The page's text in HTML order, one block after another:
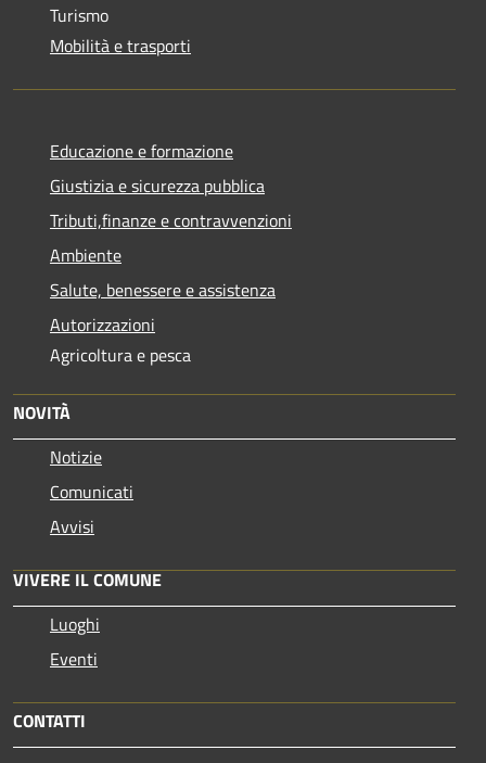
Turismo
Mobilità e trasporti
Educazione e formazione
Giustizia e sicurezza pubblica
Tributi,finanze e contravvenzioni
Ambiente
Salute, benessere e assistenza
Autorizzazioni
Agricoltura e pesca
NOVITÀ
Notizie
Comunicati
Avvisi
VIVERE IL COMUNE
Luoghi
Eventi
CONTATTI